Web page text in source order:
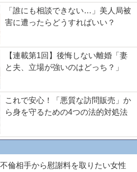
「誰にも相談できない…」美人局被
害に遭ったらどうすればいい？
【連載第1回】後悔しない離婚「妻
と夫、立場が強いのはどっち？」
これで安心！「悪質な訪問販売」か
ら身を守るための4つの法的対処法
倫相手から慰謝料を取りたい女性